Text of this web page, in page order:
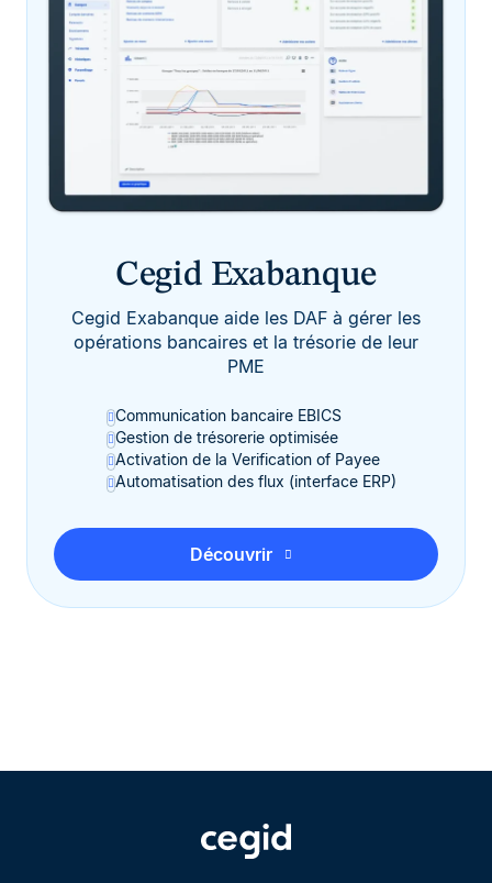
Cegid Exabanque
Cegid Exabanque aide les DAF à gérer les
opérations bancaires et la trésorie de leur
PME
Communication bancaire EBICS
Gestion de trésorerie optimisée
Activation de la Verification of Payee
Automatisation des flux (interface ERP)
Découvrir